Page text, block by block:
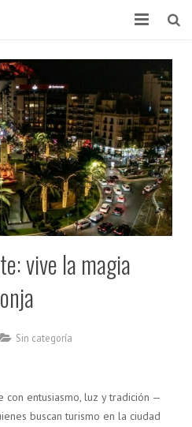
vive la magia
Sin categoría
con entusiasmo, luz y tradición —
buscan turismo en la ciudad